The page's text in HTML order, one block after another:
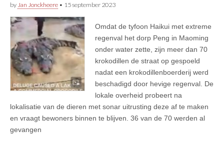
by Jan Jonckheere • 15 september 2023
Omdat de tyfoon Haikui met extreme
regenval het dorp Peng in Maoming
onder water zette, zijn meer dan 70
krokodillen de straat op gespoeld
nadat een krokodillenboerderij werd
beschadigd door hevige regenval. De
lokale overheid probeert na
lokalisatie van de dieren met sonar uitrusting deze af te maken
en vraagt bewoners binnen te blijven. 36 van de 70 werden al
gevangen